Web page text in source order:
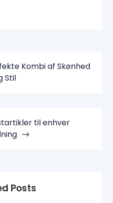
Kombi af Skønhed
Stil
til enhver
Posts